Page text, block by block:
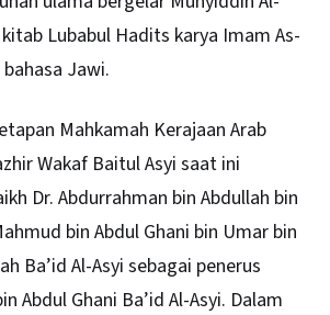
Lubabul Hadits karya Imam As-
Jawi.
Mahkamah Kerajaan Arab
Wakaf Baitul Asyi saat ini
Dr. Abdurrahman bin Abdullah bin
bin Abdul Ghani bin Umar bin
Ba’id Al-Asyi sebagai penerus
Abdul Ghani Ba’id Al-Asyi. Dalam